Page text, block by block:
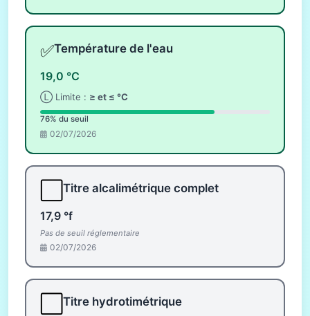
✅Température de l'eau
19,0 °C
Ⓛ Limite : ≥ et ≤ °C
76% du seuil
02/07/2026
Titre alcalimétrique complet
17,9 °f
Pas de seuil réglementaire
02/07/2026
Titre hydrotimétrique